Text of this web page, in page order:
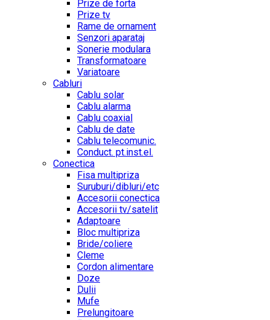
Prize de forta
Prize tv
Rame de ornament
Senzori aparataj
Sonerie modulara
Transformatoare
Variatoare
Cabluri
Cablu solar
Cablu alarma
Cablu coaxial
Cablu de date
Cablu telecomunic.
Conduct. pt.inst.el.
Conectica
Fisa multipriza
Suruburi/dibluri/etc
Accesorii conectica
Accesorii tv/satelit
Adaptoare
Bloc multipriza
Bride/coliere
Cleme
Cordon alimentare
Doze
Dulii
Mufe
Prelungitoare